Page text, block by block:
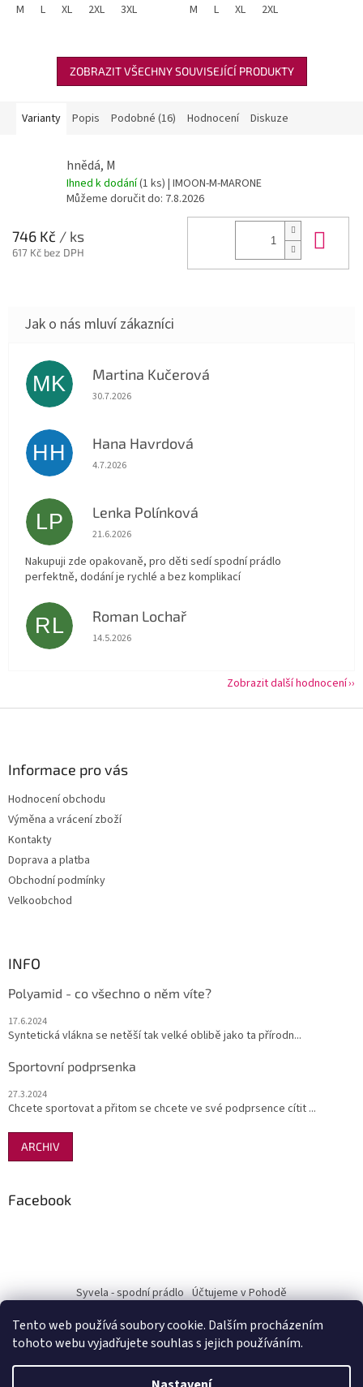
Tento web používá soubory cookie. Dalším procházením
tohoto webu vyjadřujete souhlas s jejich používáním.
Lichotivý střih: Vyšší pas jemně
M L XL 2XL 3XL
M
L XL 2XL
ZOBRAZIT VŠECHNY SOUVISEJÍCÍ PRODUKTY
Varianty Popis Podobné (16) Hodnocení Diskuze
hnědá, M
Ihned k dodání(1 ks) | IMOON-M-MARONE
Můžeme doručit do: 7.8.2026
746 Kč / ks
617 Kč bez DPH
MK Martina Kučerová
Hodnocení obchodu je 5 z 5 hvězdiček.
30.7.2026
HH Hana Havrdová
Hodnocení obchodu je 5 z 5 hvězdiček.
4.7.2026
LP Lenka Polínková
Hodnocení obchodu je 5 z 5 hvězdiček.
21.6.2026
Nakupuji zde opakovaně, pro děti sedí spodní prádlo
perfektně, dodání je rychlé a bez komplikací
RL Roman Lochař
Hodnocení obchodu je 5 z 5 hvězdiček.
14.5.2026
Zobrazit další hodnocení
Informace pro vás
Hodnocení obchodu
Výměna a vrácení zboží
Kontakty
Doprava a platba
Obchodní podmínky
Velkoobchod
INFO
Polyamid - co všechno o něm víte?
17.6.2024
Syntetická vlákna se netěší tak velké oblibě jako ta přírodn...
Sportovní podprsenka
27.3.2024
Chcete sportovat a přitom se chcete ve své podprsence cítit ...
ARCHIV
Facebook
Syvela - spodní prádlo Účtujeme v Pohodě